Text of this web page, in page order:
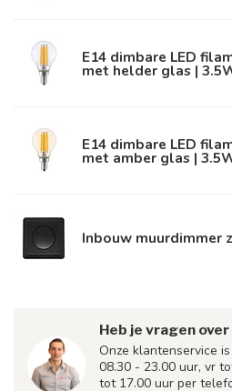
E14 dimbare LED
met helder glas |
E14 dimbare LED
met amber glas |
Inbouw muurdimmer
Heb je vragen
Onze klantenservice
08.30 - 23.00 uur, vr
tot 17.00 uur per